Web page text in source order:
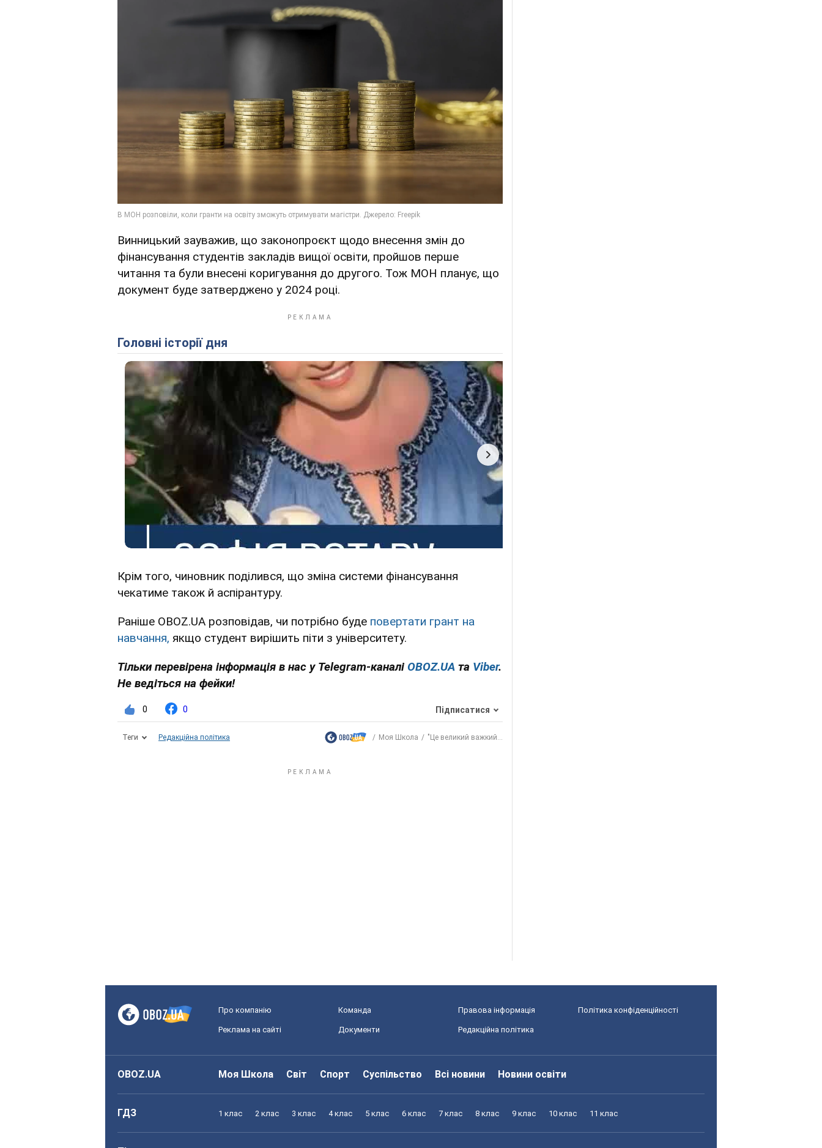
Винницький зауважив, що законопроєкт щодо внесення змін до
фінансування студентів закладів вищої освіти, пройшов перше
читання та були внесені коригування до другого. Тож МОН планує, що
документ буде затверджено у 2024 році.
Головні історії дня
Крім того, чиновник поділився, що зміна системи фінансування
чекатиме також й аспірантуру.
Раніше OBOZ.UA розповідав, чи потрібно буде повертати грант на
навчання, якщо студент вирішить піти з університету.
Тільки перевірена інформація в нас у Telegram-каналі OBOZ.UA та Viber.
Не ведіться на фейки!
0 0 Підписатися
Теги Редакційна політика Моя Школа "Це великий важкий...
Про компанію Команда Правова інформація Політика конфіденційності
Реклама на сайті Документи Редакційна політика
OBOZ.UA Моя Школа Світ Спорт Суспільство Всі новини Новини освіти
ГДЗ 1 клас 2 клас 3 клас 4 клас 5 клас 6 клас 7 клас 8 клас 9 клас 10 клас 11 клас